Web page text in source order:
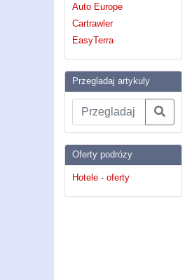
Auto Europe
Cartrawler
EasyTerra
Przegladaj artykuly
Oferty podrózy
Hotele - oferty